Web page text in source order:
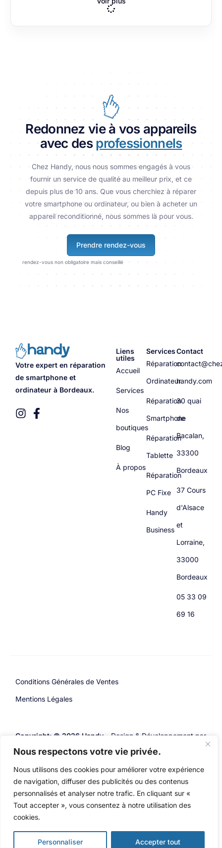
Nous respectons votre vie privée.
Nous utilisons des cookies pour améliorer votre expérience
de navigation, diffuser des publicités ou des contenus
personnalisés et analyser notre trafic. En cliquant sur «
Tout accepter », vous consentez à notre utilisation des
cookies.
Personnaliser Accepter tout
Redonnez vie à vos appareils
avec des professionnels
Chez Handy, nous nous sommes engagés à vous
fournir un service de qualité au meilleur prix, et ce
depuis plus de 10 ans. Que vous cherchiez à réparer
votre smartphone ou ordinateur, ou bien à acheter un
appareil reconditionné, nous sommes là pour vous.
Prendre rendez-vous
rendez-vous non obligatoire mais conseillé
Votre expert en réparation
de smartphone et
ordinateur à Bordeaux.
Liens
utiles
Accueil
Services
Nos
boutiques
Blog
À propos
Services
Réparation
Ordinateur
Réparation
Smartphone
Réparation
Tablette
Réparation
PC Fixe
Handy
Business
Contact
handy.com
30 quai
de
Bacalan,
33300
Bordeaux
37 Cours
d'Alsace
et
Lorraine,
33000
Bordeaux
05 33 09
69 16
Conditions Générales de Ventes
Mentions Légales
Copyright: © 2026 Handy.
Tous droits réservés
Design & Développement par
Simon Marsault – Holistic